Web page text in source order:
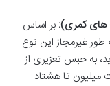
های کمری): بر اساس
سال ۱۳۹۰، هرکس به طور غیرمجاز این نوع
به حبس تعزیری از
تا هشتاد